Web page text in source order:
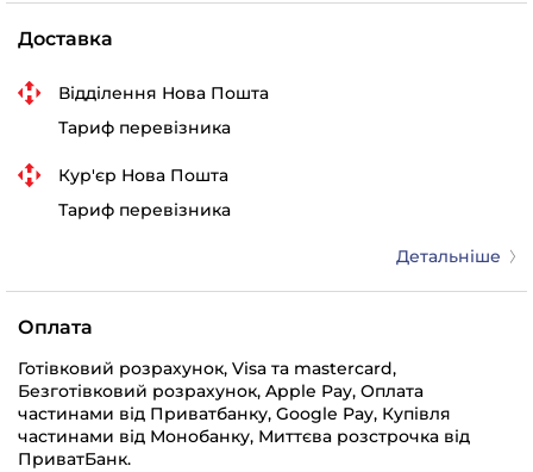
Доставка
Відділення Нова Пошта
Тариф перевізника
Кур'єр Нова Пошта
Тариф перевізника
Детальніше
Оплата
Готівковий розрахунок, Visa та mastercard,
Безготівковий розрахунок, Apple Pay, Оплата
частинами від Приватбанку, Google Pay, Купівля
частинами від Монобанку, Миттєва розстрочка від
ПриватБанк.